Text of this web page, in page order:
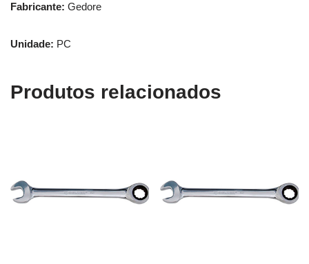
Fabricante: Gedore
Unidade: PC
Produtos relacionados